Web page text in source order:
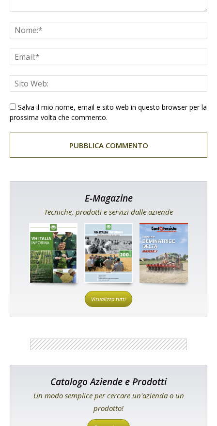
Salva il mio nome, email e sito web in questo browser per la
prossima volta che commento.
E-Magazine
Tecniche, prodotti e servizi dalle aziende
Visualizza tutti
Catalogo Aziende e Prodotti
Un modo semplice per cercare un'azienda o un
prodotto!